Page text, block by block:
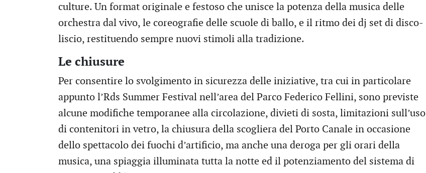
culture. Un format originale e festoso che unisce la potenza della musica delle
orchestra dal vivo, le coreografie delle scuole di ballo, e il ritmo dei dj set di disco-
liscio, restituendo sempre nuovi stimoli alla tradizione.
Le chiusure
Per consentire lo svolgimento in sicurezza delle iniziative, tra cui in particolare
appunto l’Rds Summer Festival nell’area del Parco Federico Fellini, sono previste
alcune modifiche temporanee alla circolazione, divieti di sosta, limitazioni sull’uso
di contenitori in vetro, la chiusura della scogliera del Porto Canale in occasione
dello spettacolo dei fuochi d’artificio, ma anche una deroga per gli orari della
musica, una spiaggia illuminata tutta la notte ed il potenziamento del sistema di